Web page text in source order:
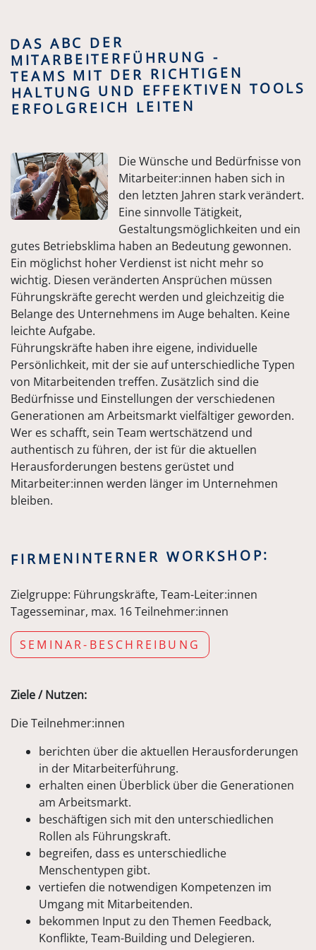
DAS ABC DER
MITARBEITERFÜHRUNG -
TEAMS MIT DER RICHTIGEN
HALTUNG UND EFFEKTIVEN TOOLS
ERFOLGREICH LEITEN
Die Wünsche und Bedürfnisse von
Mitarbeiter:innen haben sich in
den letzten Jahren stark verändert.
Eine sinnvolle Tätigkeit,
Gestaltungsmöglichkeiten und ein
gutes Betriebsklima haben an Bedeutung gewonnen.
Ein möglichst hoher Verdienst ist nicht mehr so
wichtig. Diesen veränderten Ansprüchen müssen
Führungskräfte gerecht werden und gleichzeitig die
Belange des Unternehmens im Auge behalten. Keine
leichte Aufgabe.
Führungskräfte haben ihre eigene, individuelle
Persönlichkeit, mit der sie auf unterschiedliche Typen
von Mitarbeitenden treffen. Zusätzlich sind die
Bedürfnisse und Einstellungen der verschiedenen
Generationen am Arbeitsmarkt vielfältiger geworden.
Wer es schafft, sein Team wertschätzend und
authentisch zu führen, der ist für die aktuellen
Herausforderungen bestens gerüstet und
Mitarbeiter:innen werden länger im Unternehmen
bleiben.
FIRMENINTERNER WORKSHOP:
Zielgruppe: Führungskräfte, Team-Leiter:innen
Tagesseminar, max. 16 Teilnehmer:innen
SEMINAR-BESCHREIBUNG
Ziele / Nutzen:
Die Teilnehmer:innen
berichten über die aktuellen Herausforderungen
in der Mitarbeiterführung.
erhalten einen Überblick über die Generationen
am Arbeitsmarkt.
beschäftigen sich mit den unterschiedlichen
Rollen als Führungskraft.
begreifen, dass es unterschiedliche
Menschentypen gibt.
vertiefen die notwendigen Kompetenzen im
Umgang mit Mitarbeitenden.
bekommen Input zu den Themen Feedback,
Konflikte, Team-Building und Delegieren.